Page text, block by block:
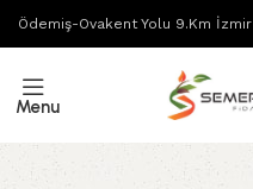
Ödemiş-Ovakent Yolu 9.Km İzmir
Menu